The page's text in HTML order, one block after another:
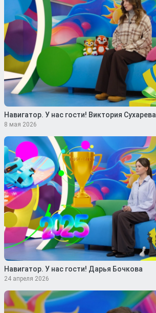
Навигатор. У нас гости! Виктория Сухарева
8 мая 2026
Навигатор. У нас гости! Дарья Бочкова
24 апреля 2026